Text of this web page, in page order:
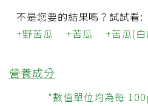
不是您要的結果嗎？試試看:
野苦瓜
苦瓜 苦瓜(
營養成分
*數值單位均為每